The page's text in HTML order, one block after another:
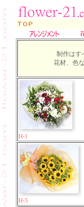
制作はす
花材、色
H-1
H-5